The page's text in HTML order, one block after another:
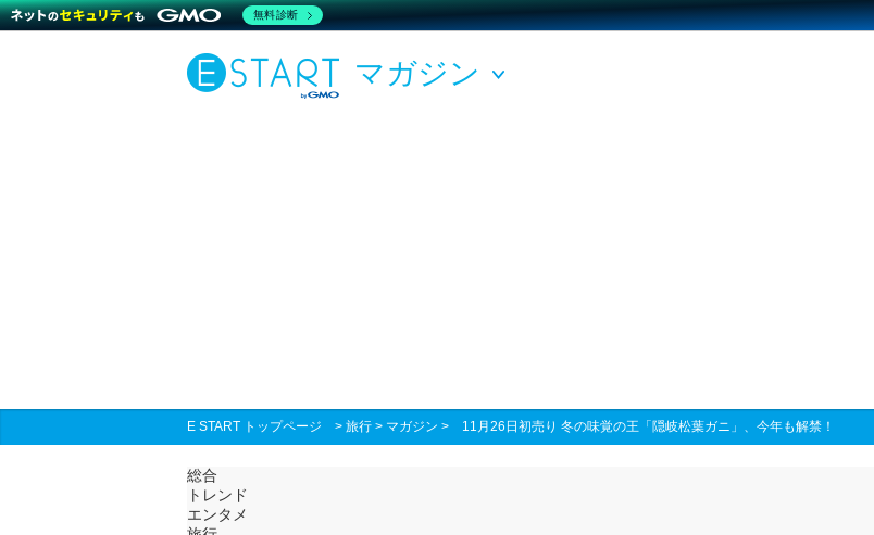
マガジン
E START トップページ > 旅行 > マガジン > 11月26日初売り 冬の味覚の王「隠岐松葉ガニ」、今年も解禁！
総合
トレンド
エンタメ
無料診断